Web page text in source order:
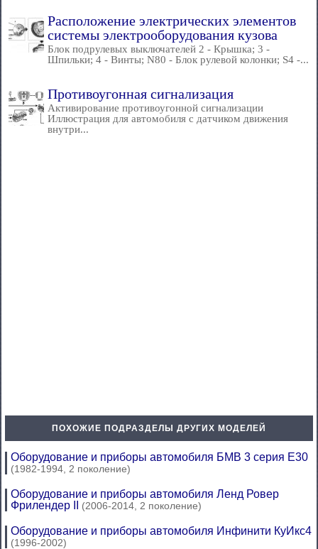
Расположение электрических элементов
системы электрооборудования кузова
Блок подрулевых выключателей 2 - Крышка; 3 -
Шпильки; 4 - Винты; N80 - Блок рулевой колонки; S4 -...
Противоугонная сигнализация
Активирование противоугонной сигнализации
Иллюстрация для автомобиля с датчиком движения
внутри...
ПОХОЖИЕ ПОДРАЗДЕЛЫ ДРУГИХ МОДЕЛЕЙ
Оборудование и приборы автомобиля БМВ 3 серия Е30
(1982-1994, 2 поколение)
Оборудование и приборы автомобиля Ленд Ровер
Фрилендер II (2006-2014, 2 поколение)
Оборудование и приборы автомобиля Инфинити КуИкс4
(1996-2002)